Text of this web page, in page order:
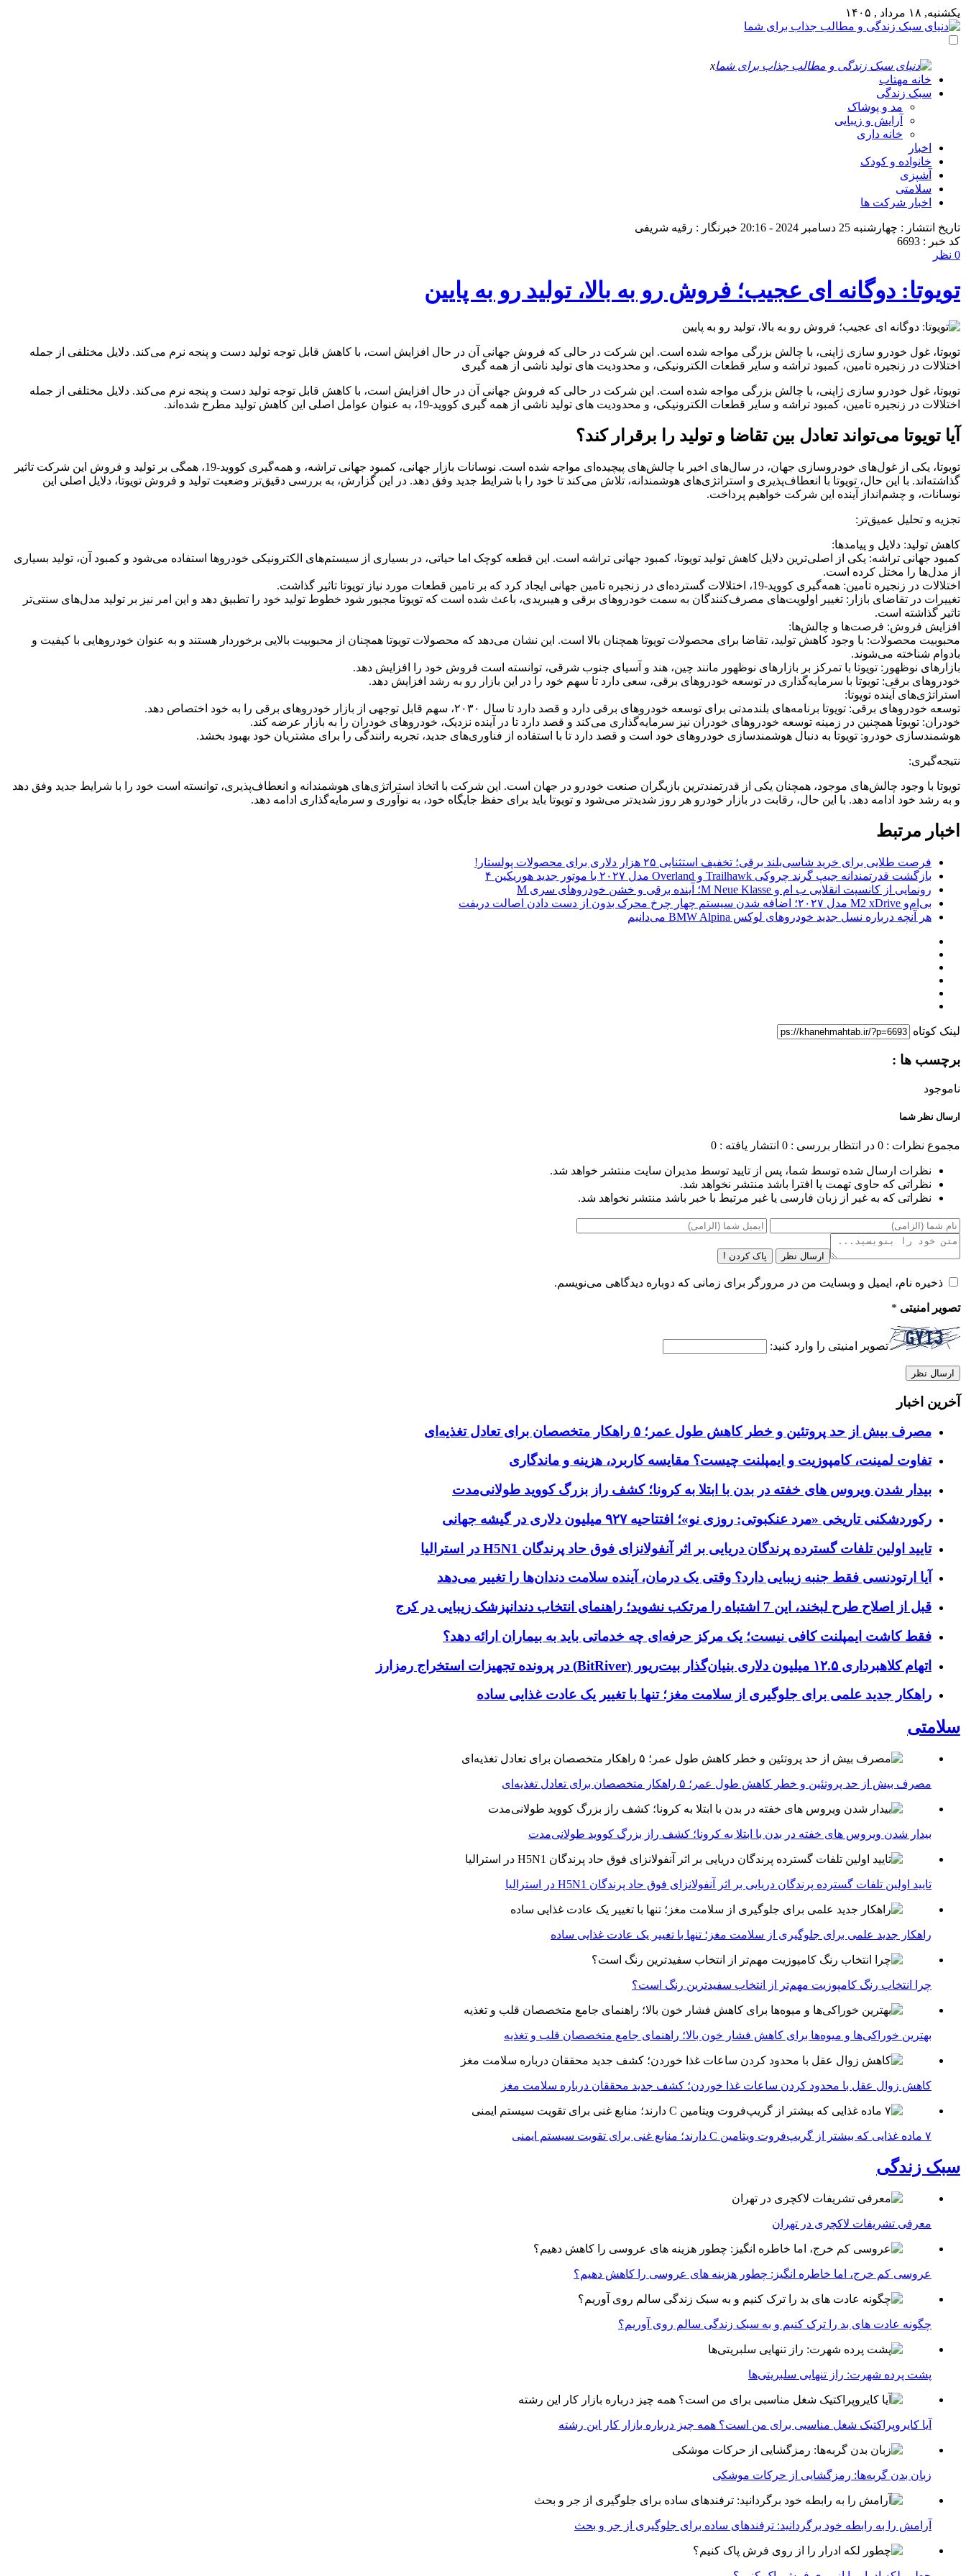
یکشنبه, ۱۸ مرداد , ۱۴۰۵
x
خانه مهتاب
سبک زندگی
مد و پوشاک
آرایش و زیبایی
خانه داری
اخبار
خانواده و کودک
آشپزی
سلامتی
اخبار شرکت ها
تاریخ انتشار : چهارشنبه 25 دسامبر 2024 - 20:16
خبرنگار : رقیه شریفی
کد خبر : 6693
0 نظر
تویوتا: دوگانه‌ ای عجیب؛ فروش رو به بالا، تولید رو به پایین
تویوتا، غول خودرو سازی ژاپنی، با چالش بزرگی مواجه شده است. این شرکت در حالی که فروش جهانی آن در حال افزایش است، با کاهش قابل توجه تولید دست و پنجه نرم می‌کند. دلایل مختلفی از جمله
اختلالات در زنجیره تامین، کمبود تراشه و سایر قطعات الکترونیکی، و محدودیت‌ های تولید ناشی از همه‌ گیری
تویوتا، غول خودرو سازی ژاپنی، با چالش بزرگی مواجه شده است. این شرکت در حالی که فروش جهانی آن در حال افزایش است، با کاهش قابل توجه تولید دست و پنجه نرم می‌کند. دلایل مختلفی از جمله
اختلالات در زنجیره تامین، کمبود تراشه و سایر قطعات الکترونیکی، و محدودیت‌ های تولید ناشی از همه‌ گیری کووید-19، به عنوان عوامل اصلی این کاهش تولید مطرح شده‌اند.
آیا تویوتا می‌تواند تعادل بین تقاضا و تولید را برقرار کند؟
تویوتا، یکی از غول‌های خودروسازی جهان، در سال‌های اخیر با چالش‌های پیچیده‌ای مواجه شده است. نوسانات بازار جهانی، کمبود جهانی تراشه، و همه‌گیری کووید-19، همگی بر تولید و فروش این شرکت تاثیر
گذاشته‌اند. با این حال، تویوتا با انعطاف‌پذیری و استراتژی‌های هوشمندانه، تلاش می‌کند تا خود را با شرایط جدید وفق دهد. در این گزارش، به بررسی دقیق‌تر وضعیت تولید و فروش تویوتا، دلایل اصلی این
نوسانات، و چشم‌انداز آینده این شرکت خواهیم پرداخت.
تجزیه و تحلیل عمیق‌تر:
کاهش تولید: دلایل و پیامدها:
کمبود جهانی تراشه: یکی از اصلی‌ترین دلایل کاهش تولید تویوتا، کمبود جهانی تراشه است. این قطعه کوچک اما حیاتی، در بسیاری از سیستم‌های الکترونیکی خودروها استفاده می‌شود و کمبود آن، تولید بسیاری
از مدل‌ها را مختل کرده است.
اختلالات در زنجیره تامین: همه‌گیری کووید-19، اختلالات گسترده‌ای در زنجیره تامین جهانی ایجاد کرد که بر تامین قطعات مورد نیاز تویوتا تاثیر گذاشت.
تغییرات در تقاضای بازار: تغییر اولویت‌های مصرف‌کنندگان به سمت خودروهای برقی و هیبریدی، باعث شده است که تویوتا مجبور شود خطوط تولید خود را تطبیق دهد و این امر نیز بر تولید مدل‌های سنتی‌تر
تاثیر گذاشته است.
افزایش فروش: فرصت‌ها و چالش‌ها:
محبوبیت محصولات: با وجود کاهش تولید، تقاضا برای محصولات تویوتا همچنان بالا است. این نشان می‌دهد که محصولات تویوتا همچنان از محبوبیت بالایی برخوردار هستند و به عنوان خودروهایی با کیفیت و
بادوام شناخته می‌شوند.
بازارهای نوظهور: تویوتا با تمرکز بر بازارهای نوظهور مانند چین، هند و آسیای جنوب شرقی، توانسته است فروش خود را افزایش دهد.
خودروهای برقی: تویوتا با سرمایه‌گذاری در توسعه خودروهای برقی، سعی دارد تا سهم خود را در این بازار رو به رشد افزایش دهد.
استراتژی‌های آینده تویوتا:
توسعه خودروهای برقی: تویوتا برنامه‌های بلندمدتی برای توسعه خودروهای برقی دارد و قصد دارد تا سال ۲۰۳۰، سهم قابل توجهی از بازار خودروهای برقی را به خود اختصاص دهد.
خودران: تویوتا همچنین در زمینه توسعه خودروهای خودران نیز سرمایه‌گذاری می‌کند و قصد دارد تا در آینده نزدیک، خودروهای خودران را به بازار عرضه کند.
هوشمندسازی خودرو: تویوتا به دنبال هوشمندسازی خودروهای خود است و قصد دارد تا با استفاده از فناوری‌های جدید، تجربه رانندگی را برای مشتریان خود بهبود بخشد.
نتیجه‌گیری:
تویوتا با وجود چالش‌های موجود، همچنان یکی از قدرتمندترین بازیگران صنعت خودرو در جهان است. این شرکت با اتخاذ استراتژی‌های هوشمندانه و انعطاف‌پذیری، توانسته است خود را با شرایط جدید وفق دهد
و به رشد خود ادامه دهد. با این حال، رقابت در بازار خودرو هر روز شدیدتر می‌شود و تویوتا باید برای حفظ جایگاه خود، به نوآوری و سرمایه‌گذاری ادامه دهد.
اخبار مرتبط
فرصت طلایی برای خرید شاسی‌بلند برقی؛ تخفیف استثنایی ۲۵ هزار دلاری برای محصولات پولستار!
بازگشت قدرتمندانه جیپ گرند چروکی Trailhawk و Overland مدل ۲۰۲۷ با موتور جدید هوریکین ۴
رونمایی از کانسپت انقلابی ب ام و M Neue Klasse؛ آینده برقی و خشن خودروهای سری M
بی‌ام‌و M2 xDrive مدل ۲۰۲۷؛ اضافه شدن سیستم چهار چرخ محرک بدون از دست دادن اصالت دریفت
هر آنچه درباره نسل جدید خودروهای لوکس BMW Alpina می‌دانیم
لینک کوتاه
برچسب ها :
ناموجود
ارسال نظر شما
مجموع نظرات : 0 در انتظار بررسی : 0 انتشار یافته : 0
نظرات ارسال شده توسط شما، پس از تایید توسط مدیران سایت منتشر خواهد شد.
نظراتی که حاوی تهمت یا افترا باشد منتشر نخواهد شد.
نظراتی که به غیر از زبان فارسی یا غیر مرتبط با خبر باشد منتشر نخواهد شد.
ارسال نظر پاک کردن !
ذخیره نام، ایمیل و وبسایت من در مرورگر برای زمانی که دوباره دیدگاهی می‌نویسم.
تصویر امنیتی *
تصویر امنیتی را وارد کنید:
آخرین اخبار
مصرف بیش از حد پروتئین و خطر کاهش طول عمر؛ ۵ راهکار متخصصان برای تعادل تغذیه‌ای
تفاوت لمینت، کامپوزیت و ایمپلنت چیست؟ مقایسه کاربرد، هزینه و ماندگاری
بیدار شدن ویروس‌ های خفته در بدن با ابتلا به کرونا؛ کشف راز بزرگ کووید طولانی‌مدت
رکوردشکنی تاریخی «مرد عنکبوتی: روزی نو»؛ افتتاحیه ۹۲۷ میلیون دلاری در گیشه جهانی
تایید اولین تلفات گسترده پرندگان دریایی بر اثر آنفولانزای فوق حاد پرندگان H5N1 در استرالیا
آیا ارتودنسی فقط جنبه زیبایی دارد؟ وقتی یک درمان، آینده سلامت دندان‌ها را تغییر می‌دهد
قبل از اصلاح طرح لبخند، این 7 اشتباه را مرتکب نشوید؛ راهنمای انتخاب دندانپزشک زیبایی در کرج
فقط کاشت ایمپلنت کافی نیست؛ یک مرکز حرفه‌ای چه خدماتی باید به بیماران ارائه دهد؟
اتهام کلاهبرداری ۱۲.۵ میلیون دلاری بنیان‌گذار بیت‌ریور (BitRiver) در پرونده تجهیزات استخراج رمزارز
راهکار جدید علمی برای جلوگیری از سلامت مغز؛ تنها با تغییر یک عادت غذایی ساده
سلامتی
مصرف بیش از حد پروتئین و خطر کاهش طول عمر؛ ۵ راهکار متخصصان برای تعادل تغذیه‌ای
بیدار شدن ویروس‌ های خفته در بدن با ابتلا به کرونا؛ کشف راز بزرگ کووید طولانی‌مدت
تایید اولین تلفات گسترده پرندگان دریایی بر اثر آنفولانزای فوق حاد پرندگان H5N1 در استرالیا
راهکار جدید علمی برای جلوگیری از سلامت مغز؛ تنها با تغییر یک عادت غذایی ساده
چرا انتخاب رنگ کامپوزیت مهم‌تر از انتخاب سفیدترین رنگ است؟
بهترین خوراکی‌ها و میوه‌ها برای کاهش فشار خون بالا؛ راهنمای جامع متخصصان قلب و تغذیه
کاهش زوال عقل با محدود کردن ساعات غذا خوردن؛ کشف جدید محققان درباره سلامت مغز
۷ ماده غذایی که بیشتر از گریپ‌فروت ویتامین C دارند؛ منابع غنی برای تقویت سیستم ایمنی
سبک زندگی
معرفی تشریفات لاکچری در تهران
عروسی کم خرج، اما خاطره انگیز: چطور هزینه های عروسی را کاهش دهیم؟
چگونه عادت‌ های بد را ترک کنیم و به سبک زندگی سالم روی آوریم؟
پشت پرده شهرت: راز تنهایی سلبریتی‌ها
آیا کایروپراکتیک شغل مناسبی برای من است؟ همه چیز درباره بازار کار این رشته
زبان بدن گربه‌ها: رمزگشایی از حرکات موشکی
آرامش را به رابطه خود برگردانید: ترفندهای ساده برای جلوگیری از جر و بحث